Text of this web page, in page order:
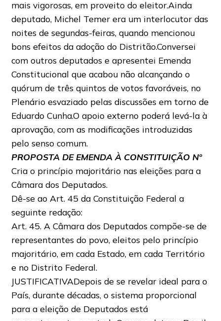
mais vigorosas, em proveito do eleitor.Ainda
deputado, Michel Temer era um interlocutor das
noites de segundas-feiras, quando mencionou
bons efeitos da adoção do Distritão.Conversei
com outros deputados e apresentei Emenda
Constitucional que acabou não alcançando o
quórum de três quintos de votos favoráveis, no
Plenário esvaziado pelas discussões em torno de
Eduardo Cunha.O apoio externo poderá levá-la à
aprovação, com as modificações introduzidas
pelo senso comum.
PROPOSTA DE EMENDA À CONSTITUIÇÃO Nº
Cria o princípio majoritário nas eleições para a
Câmara dos Deputados.
Dê-se ao Art. 45 da Constituição Federal a
seguinte redação:
Art. 45. A Câmara dos Deputados compõe-se de
representantes do povo, eleitos pelo princípio
majoritário, em cada Estado, em cada Território
e no Distrito Federal.
JUSTIFICATIVADepois de se revelar ideal para o
País, durante décadas, o sistema proporcional
para a eleição de Deputados está